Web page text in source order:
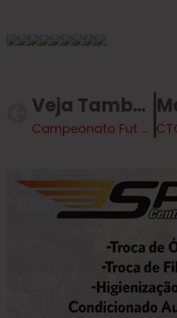
Veja Também
Campeonato Fut 7 da União São João: 21 Equipes Disputam o Título -Vídeo